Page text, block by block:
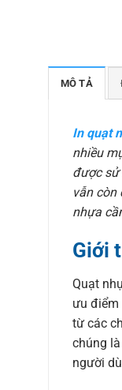
MÔ TẢ
In quạt
nhiều
được sử
vẫn còn
nhựa
Giới
Quạt
ưu điểm
từ các
chúng
người